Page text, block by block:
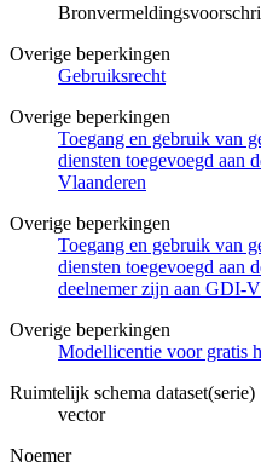
Overige beperkingen
Gebruiksrecht
Overige beperkingen
Toegang en gebruik van
diensten toegevoegd aan
Vlaanderen
Overige beperkingen
Toegang en gebruik van
diensten toegevoegd aan
deelnemer zijn aan GDI-
Overige beperkingen
Modellicentie voor gratis
Ruimtelijk schema dataset(serie)
vector
Noemer